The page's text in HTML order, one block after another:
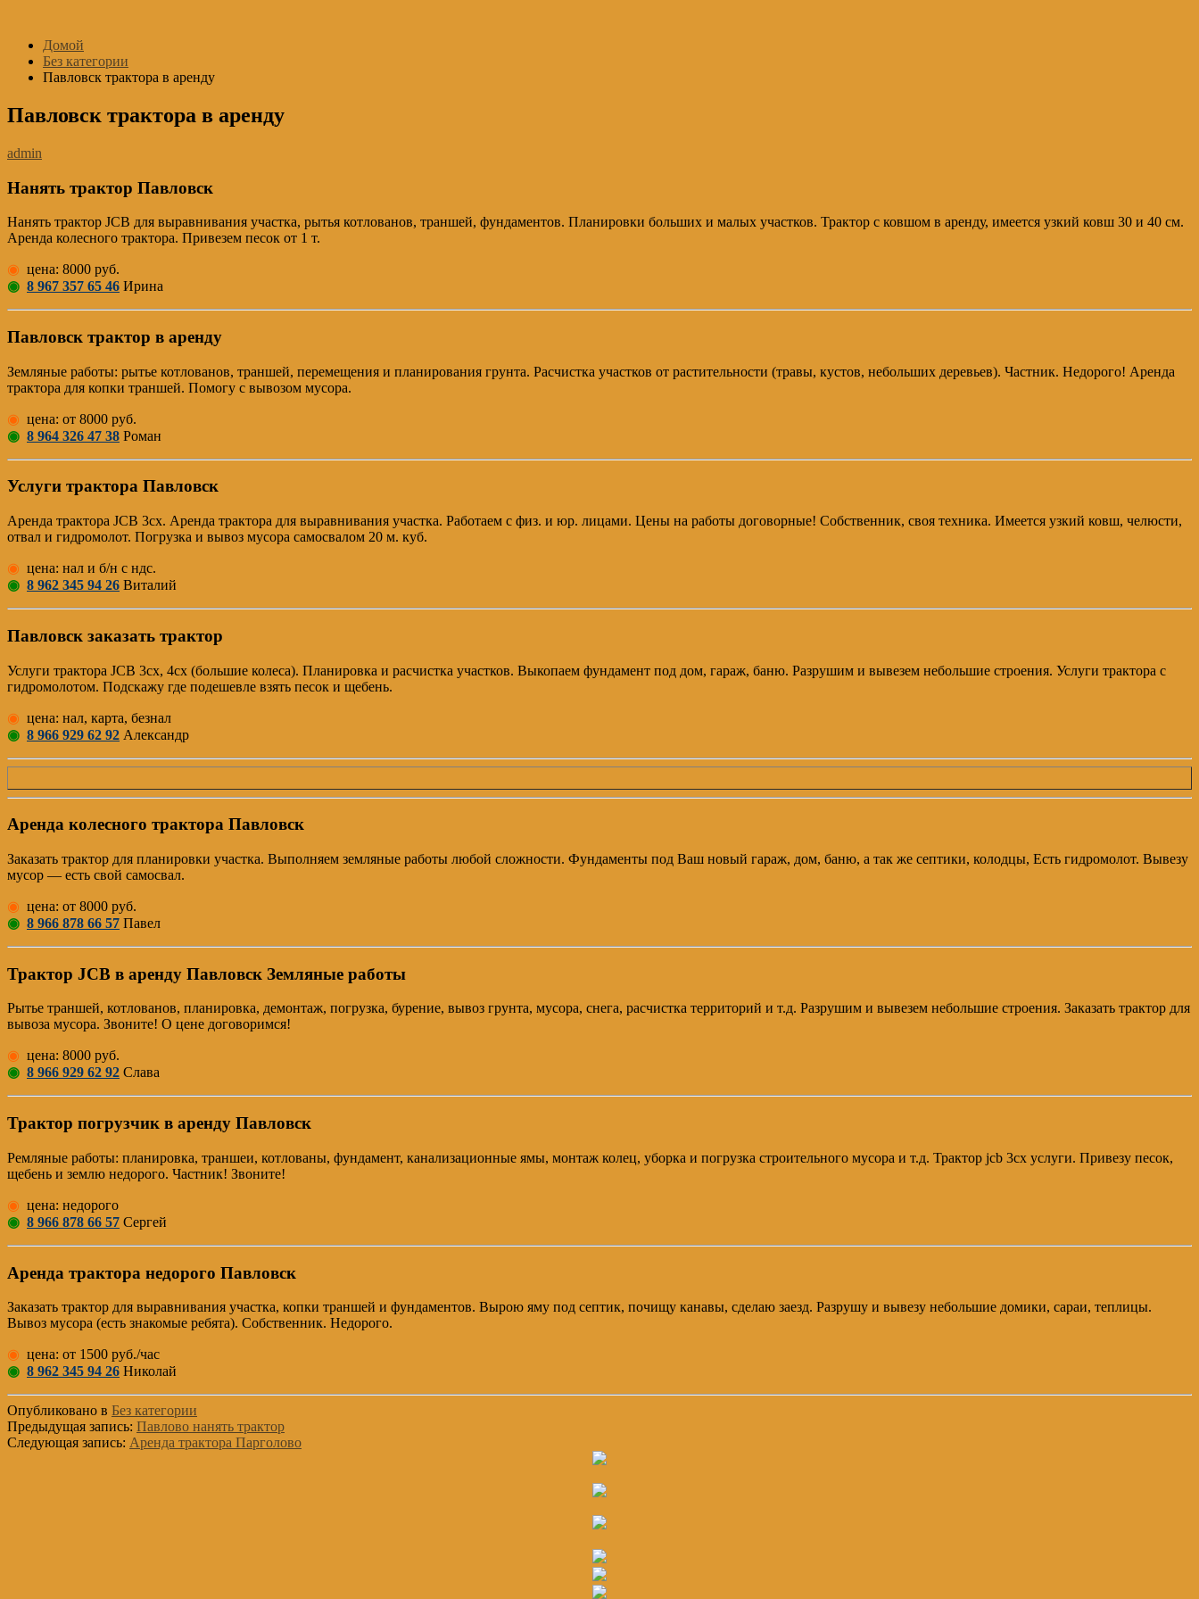
содержимому
Домой
Без категории
Павловск трактора в аренду
Павловск трактора в аренду
admin
Нанять трактор Павловск
Нанять трактор JCB для выравнивания участка, рытья котлованов, траншей, фундаментов. Планировки больших и малых участков. Трактор с ковшом в аренду, имеется узкий ковш 30 и 40 см.
Аренда колесного трактора. Привезем песок от 1 т.
◉ цена: 8000 руб.
◉ 8 967 357 65 46 Ирина
Павловск трактор в аренду
Земляные работы: рытье котлованов, траншей, перемещения и планирования грунта. Расчистка участков от растительности (травы, кустов, небольших деревьев). Частник. Недорого! Аренда
трактора для копки траншей. Помогу с вывозом мусора.
◉ цена: от 8000 руб.
◉ 8 964 326 47 38 Роман
Услуги трактора Павловск
Аренда трактора JCB 3cx. Аренда трактора для выравнивания участка. Работаем с физ. и юр. лицами. Цены на работы договорные! Собственник, своя техника. Имеется узкий ковш, челюсти,
отвал и гидромолот. Погрузка и вывоз мусора самосвалом 20 м. куб.
◉ цена: нал и б/н с ндс.
◉ 8 962 345 94 26 Виталий
Павловск заказать трактор
Услуги трактора JCB 3cx, 4cx (большие колеса). Планировка и расчистка участков. Выкопаем фундамент под дом, гараж, баню. Разрушим и вывезем небольшие строения. Услуги трактора с
гидромолотом. Подскажу где подешевле взять песок и щебень.
◉ цена: нал, карта, безнал
◉ 8 966 929 62 92 Александр
Аренда колесного трактора Павловск
Заказать трактор для планировки участка. Выполняем земляные работы любой сложности. Фундаменты под Ваш новый гараж, дом, баню, а так же септики, колодцы, Есть гидромолот. Вывезу
мусор — есть свой самосвал.
◉ цена: от 8000 руб.
◉ 8 966 878 66 57 Павел
Трактор JCB в аренду Павловск Земляные работы
Рытье траншей, котлованов, планировка, демонтаж, погрузка, бурение, вывоз грунта, мусора, снега, расчистка территорий и т.д. Разрушим и вывезем небольшие строения. Заказать трактор для
вывоза мусора. Звоните! О цене договоримся!
◉ цена: 8000 руб.
◉ 8 966 929 62 92 Слава
Трактор погрузчик в аренду Павловск
Pемляные работы: планировка, траншеи, котлованы, фундамент, канализационные ямы, монтаж колец, уборка и погрузка строительного мусора и т.д. Трактор jcb 3cx услуги. Привезу песок,
щебень и землю недорого. Частник! Звоните!
◉ цена: недорого
◉ 8 966 878 66 57 Сергей
Аренда трактора недорого Павловск
Заказать трактор для выравнивания участка, копки траншей и фундаментов. Вырою яму под септик, почищу канавы, сделаю заезд. Разрушу и вывезу небольшие домики, сараи, теплицы.
Вывоз мусора (есть знакомые ребята). Собственник. Недорого.
◉ цена: от 1500 руб./час
◉ 8 962 345 94 26 Николай
Опубликовано в Без категории
Предыдущая запись: Павлово нанять трактор
Следующая запись: Аренда трактора Парголово